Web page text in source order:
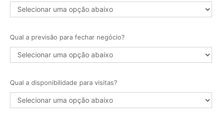
Qual a previsão para fechar negócio?
Qual a disponibilidade para visitas?